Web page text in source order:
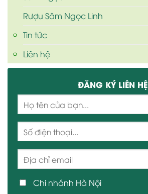
Rượu Sâm Ngọc Linh
Tin tức
Liên hệ
ĐĂNG KÝ LIÊN HỆ
Chi nhánh Hà Nội